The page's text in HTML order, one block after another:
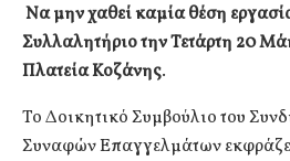
Να μην χαθεί καμία θέση
Συλλαλητήριο την Τετάρτη 20
Πλατεία Κοζάνης.
Το Δοικητικό Συμβούλιο του
Συναφών Επαγγελμάτων